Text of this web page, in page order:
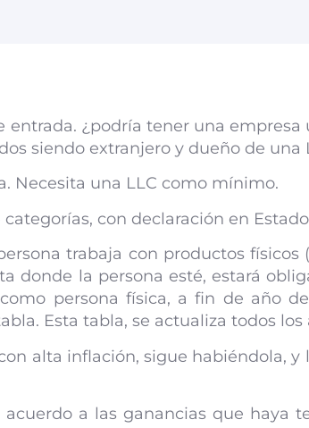
entrada. ¿podría tener una
siendo extranjero y dueño de una
Necesita una LLC como mínimo.
con declaración en
trabaja con productos
donde la persona esté, estará
persona física, a fin de año
Esta tabla, se actualiza todos
alta inflación, sigue habiéndola,
a las ganancias que haya